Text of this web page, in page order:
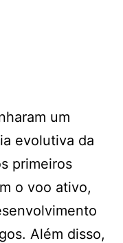
um
evolutiva da
primeiros
o voo ativo,
Além disso,